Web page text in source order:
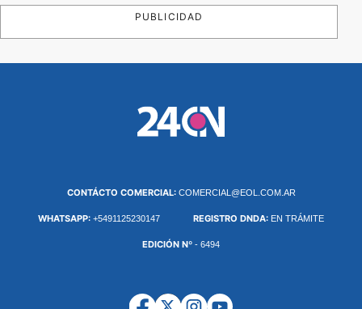
PUBLICIDAD
CONTÁCTO COMERCIAL: COMERCIAL@EOL.COM.AR
WHATSAPP: +5491125230147 REGISTRO DNDA: EN TRÁMITE
EDICIÓN Nº - 6494